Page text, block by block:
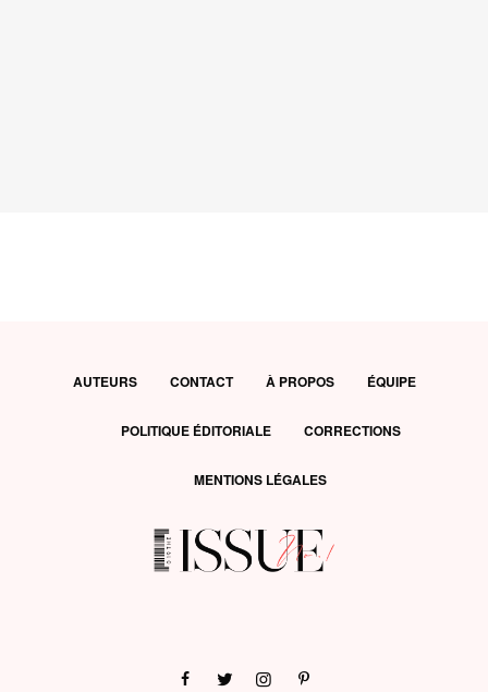
AUTEURS CONTACT À PROPOS ÉQUIPE
POLITIQUE ÉDITORIALE CORRECTIONS
MENTIONS LÉGALES